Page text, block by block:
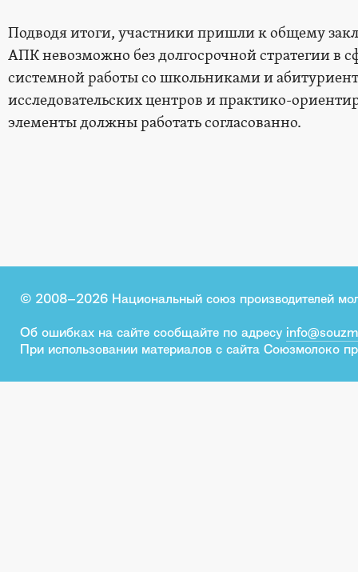
Подводя итоги, участники пришли к общему
АПК невозможно без долгосрочной стратегии в
системной работы со школьниками и
исследовательских центров и практико-
элементы должны работать согласованно.
© 2008–2026 Национальный союз производителей
Об ошибках на сайте сообщайте по адресу
При использовании материалов с сайта Союзмолоко